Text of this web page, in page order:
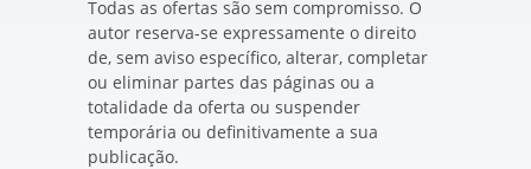
Todas as ofertas são sem compromisso. O
autor reserva-se expressamente o direito
de, sem aviso específico, alterar, completar
ou eliminar partes das páginas ou a
totalidade da oferta ou suspender
temporária ou definitivamente a sua
publicação.